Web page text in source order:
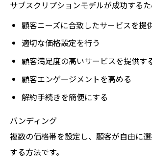
サブスクリプションモデルが成功する
顧客ニーズに合致したサービスを提
適切な価格設定を行う
顧客満足度の高いサービスを提供す
顧客エンゲージメントを高める
解約手続きを簡便にする
バンディング
複数の価格帯を設定し、顧客が自由に
する方法です。